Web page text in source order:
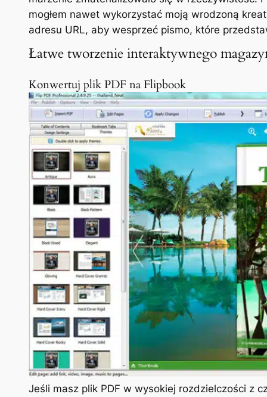
mogłem nawet wykorzystać moją wrodzoną
adresu URL, aby wesprzeć pismo, które
Łatwe tworzenie interaktywnego
Konwertuj plik PDF na Flipbook
Jeśli masz plik PDF w wysokiej rozdzielczości z